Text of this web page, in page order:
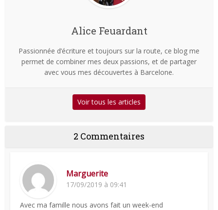
Alice Feuardant
Passionnée d’écriture et toujours sur la route, ce blog me
permet de combiner mes deux passions, et de partager
avec vous mes découvertes à Barcelone.
Voir tous les articles
2 Commentaires
Marguerite
17/09/2019 à 09:41
Avec ma famille nous avons fait un week-end